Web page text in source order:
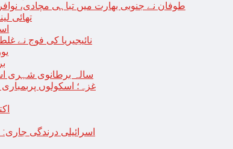
طوفان نے جنوبی بھارت میں تباہی مچادی،
تھائی
نائیجیریا کی فوج نے غلطی
19 سالہ برطانوی شہری
غزہ؛ اسکولوں پربمباری سے50 شہید، درجنوں اسرائیلی ٹینک خان
7
اسرائیلی درندگی